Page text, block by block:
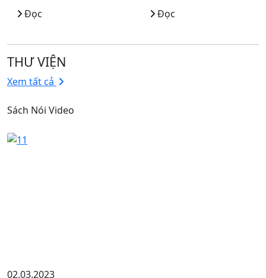
Đọc Đọc
THƯ VIỆN
Xem tất cả
Sách Nói Video
02.03.2023